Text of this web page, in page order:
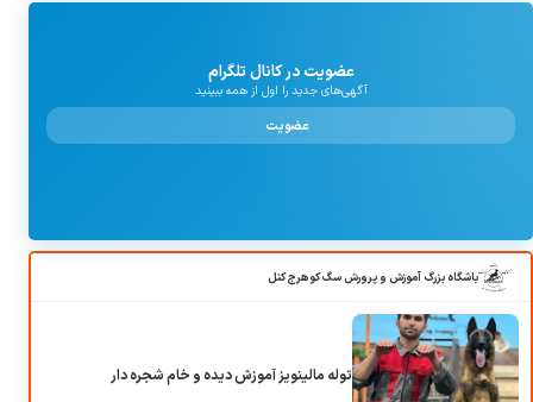
عضویت در کانال تلگرام
آگهی‌های جدید را اول از همه ببینید
عضویت
باشگاه بزرگ آموزش و پرورش سگ کوهرج کنل
توله مالینویز آموزش دیده و خام شجره دار